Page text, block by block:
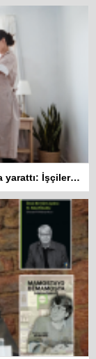
Turizmde haftalık izin düzenlemesi tartışma yarattı: İşçiler 10 gün çalışmadan izin kullanamayacak